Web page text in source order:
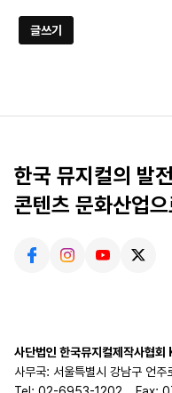
글쓰기
한국 뮤지컬의 발
콘텐츠 문화산업
사단법인 한국뮤지컬제작사협
사무국: 서울특별시 강남구 언